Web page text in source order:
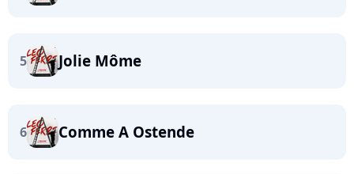
5 Jolie Môme
6 Comme A Ostende